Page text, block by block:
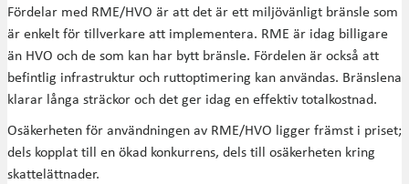
Fördelar med RME/HVO är att det är ett miljövänligt bränsle som
är enkelt för tillverkare att implementera. RME är idag billigare
än HVO och de som kan har bytt bränsle. Fördelen är också att
befintlig infrastruktur och ruttoptimering kan användas. Bränslena
klarar långa sträckor och det ger idag en effektiv totalkostnad.
Osäkerheten för användningen av RME/HVO ligger främst i priset;
dels kopplat till en ökad konkurrens, dels till osäkerheten kring
skattelättnader.